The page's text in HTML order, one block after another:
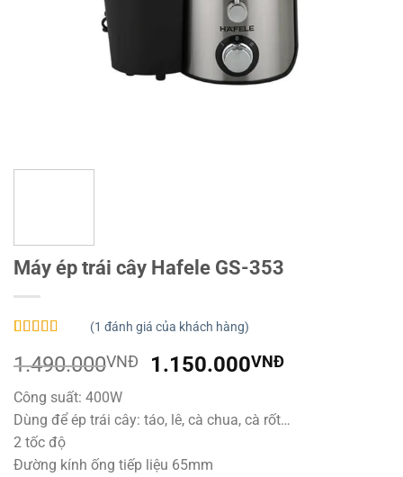
Máy ép trái cây Hafele GS-353
dựa trên
đánh giá
(1 đánh giá của khách hàng)
1.490.000VNĐ
Giá
1.490.000VNĐ.
1.150.000VNĐGiá
là:
Công suất: 400W
Dùng để ép trái cây: táo, lê, cà chua, cà rốt…
2 tốc độ
Đường kính ống tiếp liệu 65mm